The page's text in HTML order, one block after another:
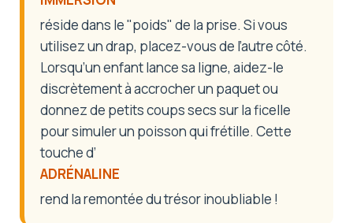
réside dans le "poids" de la prise. Si vous
utilisez un drap, placez-vous de l’autre côté.
Lorsqu’un enfant lance sa ligne, aidez-le
discrètement à accrocher un paquet ou
donnez de petits coups secs sur la ficelle
pour simuler un poisson qui frétille. Cette
touche d’
ADRÉNALINE
rend la remontée du trésor inoubliable !